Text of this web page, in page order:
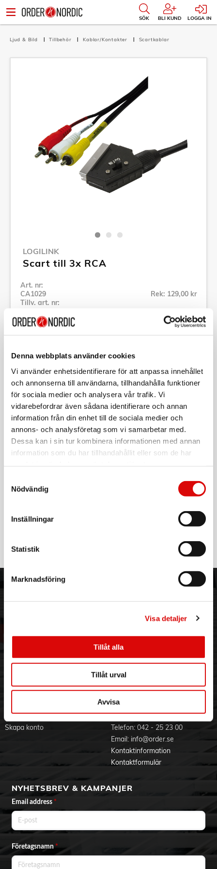
Denna webbplats använder cookies
Vi använder enhetsidentifierare för att anpassa innehållet
och annonserna till användarna, tillhandahålla funktioner
för sociala medier och analysera vår trafik. Vi
vidarebefordrar även sådana identifierare och annan
information från din enhet till de sociala medier och
annons- och analysföretag som vi samarbetar med.
Dessa kan i sin tur kombinera informationen med annan
information som du har tillhandahållit eller som de har
Nödvändig
Inställningar
Statistik
Marknadsföring
Visa detaljer
Tillåt alla
Tillåt urval
Avvisa
SÖK BLI KUND LOGGA IN
Ljud & Bild Tillbehör Kablar/Kontakter Scartkablar
LOGILINK
Scart till 3x RCA
Art. nr:
CA1029
Tillv. art. nr:
Rek: 129,00 kr
Se alla produkter inom LogiLink
Specifikation
Beskrivning
Art. nr:CA1029
Tillv. art. nr:CA1029
EAN-kod:
4052792008555
- Omkopplare för signalriktning (In/Ut)
Läs mer
Jobba hos oss
Varumärken
Vanliga frågor
Godsefterlysning & Felleverans
Integritetspolicy
Om cookies
BLI KUND
Skapa konto
KONTAKTA OSS
Telefon: 042 - 25 23 00
Email: info@order.se
Kontaktinformation
Kontaktformulär
NYHETSBREV & KAMPANJER
Email address *
Företagsnamn*